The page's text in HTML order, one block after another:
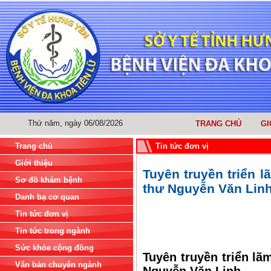
Thứ năm, ngày 06/08/2026 TRANG CHỦ
Trang chủ
Giới thiệu
Sơ đồ khám bệnh
Danh bạ cơ quan
Tin tức đơn vị
Tin tức trong ngành
Sức khỏe cộng đồng
Văn bản chuyên ngành
Tin tức đơn vị
Tuyên truyền triển
thư Nguyễn Văn
Tuyên truyền triển